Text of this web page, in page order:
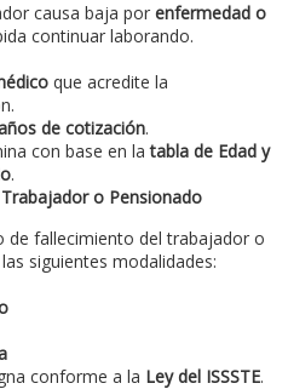
causa baja por enfermedad o
continuar laborando.
que acredite la
de cotización.
con base en latabla de Edad y
.
o Pensionado
de fallecimiento del trabajador o
siguientes modalidades:
conforme a la Ley del ISSSTE.